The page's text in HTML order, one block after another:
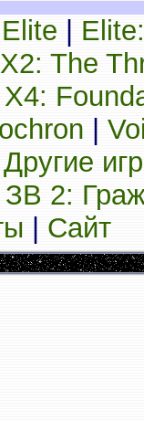
Elite
X2: The
X4:
Другие
ЗВ 2:
Сайт